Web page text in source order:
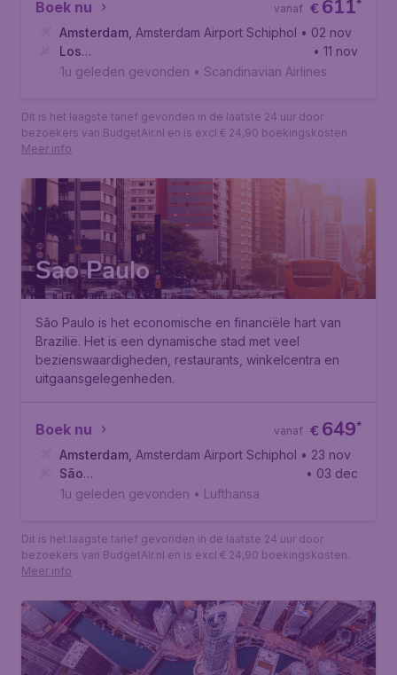
Boek nu €611*
vanaf
Amsterdam Amsterdam Airport Schiphol • 02 nov
Los
Angeles, Internationale luchthaven van Los Angeles
• 11 nov
1u geleden gevonden • Scandinavian Airlines
Dit is het laagste tarief gevonden in de laatste 24 uur door
bezoekers van BudgetAir.nl en is excl € 24,90 boekingskosten.
Meer info
Sao Paulo
São Paulo is het economische en financiële hart van
Brazilië. Het is een dynamische stad met veel
bezienswaardigheden, restaurants, winkelcentra en
uitgaansgelegenheden.
Boek nu €649*
vanaf
Amsterdam Amsterdam Airport Schiphol • 23 nov
São
Paulo, Aeroporto Internacional de São Paulo-Guarulhos
• 03 dec
1u geleden gevonden • Lufthansa
Dit is het laagste tarief gevonden in de laatste 24 uur door
bezoekers van BudgetAir.nl en is excl € 24,90 boekingskosten.
Meer info